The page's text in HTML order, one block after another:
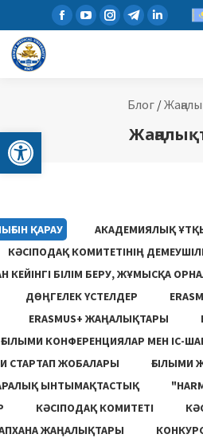
Open toolbar
Блог/
ҚАРАУ АКАДЕМИЯЛЫҚ
КӘСІПОДАҚ КОМИТЕТІНІҢ
КЕЙІНГІ БІЛІМ БЕРУ, ЖҰМЫСҚА
ДӨҢГЕЛЕК ҮСТЕЛДЕР
ERASMUS+ ЖАҢАЛЫҚТАРЫ
ҒЫЛЫМИ КОНФЕРЕНЦИЯЛАР МЕН ІС-
СТАРТАП ЖОБАЛАРЫ
ҒЫЛЫМИ
ЫНТЫМАҚТАСТЫҚ
КӘСІПОДАҚ КОМИТЕТІ
ЖАҢАЛЫҚТАРЫ